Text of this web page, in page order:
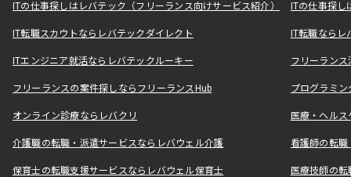
ITの仕事探しはレバテック（フリーランス向けサービス紹介） ITの仕事探
IT転職スカウトならレバテックダイレクト IT転職なら
ITエンジニア就活ならレバテックルーキー フリーラン
フリーランスの案件探しならフリーランスHub プログラミ
オンライン診療ならレバクリ 医療・ヘル
介護職の転職・派遣サービスならレバウェル介護 看護師の転
保育士の転職支援サービスならレバウェル保育士 医療技師の